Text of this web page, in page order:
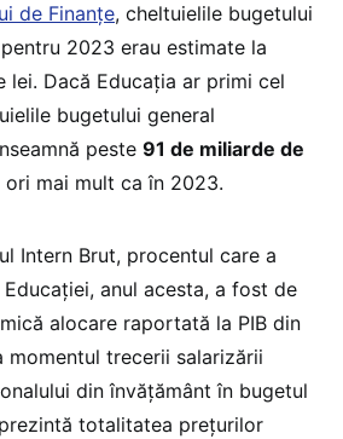
de Finanțe, cheltuielile bugetului
2023 erau estimate la
lei. Dacă Educația ar primi cel
bugetului general
peste 91 de miliarde de
mai mult ca în 2023.
Intern Brut, procentul care a
anul acesta, a fost de
alocare raportată la PIB din
momentul trecerii salarizării
din învățământ în bugetul
totalitatea prețurilor